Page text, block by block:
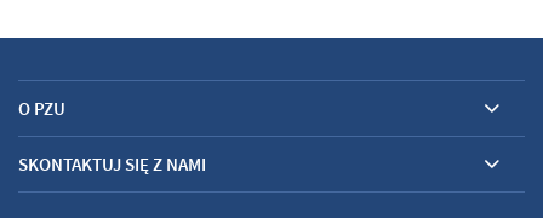
O PZU
SKONTAKTUJ SIĘ Z NAMI